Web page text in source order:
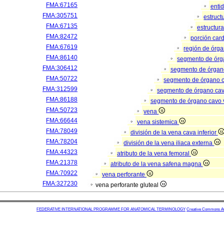
FMA:67165
FMA:305751
FMA:67135
FMA:82472
porción
FMA:67619
región de
FMA:86140
segmento de
FMA:306412
segmento de
FMA:50722
segmento de órgano
FMA:312599
segmento de órgano
FMA:86188
segmento de órgano cavo
FMA:50723
vena
FMA:66644
vena sistemica
FMA:78049
división de la vena cava inferior
FMA:78204
división de la vena iliaca externa
FMA:44323
atributo de la vena femoral
FMA:21378
atributo de la vena safena magna
FMA:70922
vena perforante
FMA:327230
vena perforante gluteal
FEDERATIVE INTERNATIONAL PROGRAMME FOR ANATOMICAL TERMINOLOGY Creative Commons